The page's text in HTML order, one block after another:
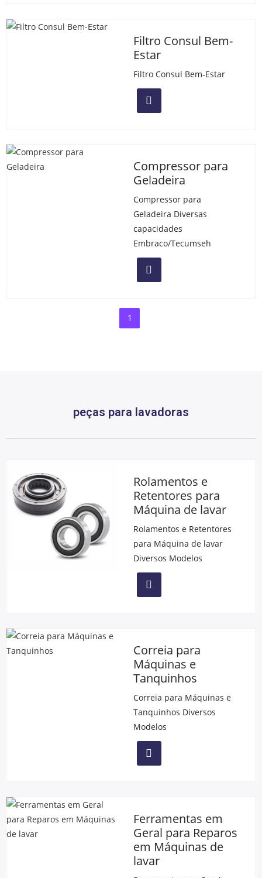
Filtro Consul Bem-
Estar
Filtro Consul Bem-Estar
Compressor para
Geladeira
Compressor para
Geladeira Diversas
capacidades
Embraco/Tecumseh
1
peças para lavadoras
Rolamentos e
Retentores para
Máquina de lavar
Rolamentos e Retentores
para Máquina de lavar
Diversos Modelos
Correia para
Máquinas e
Tanquinhos
Correia para Máquinas e
Tanquinhos Diversos
Modelos
Ferramentas em
Geral para Reparos
em Máquinas de
lavar